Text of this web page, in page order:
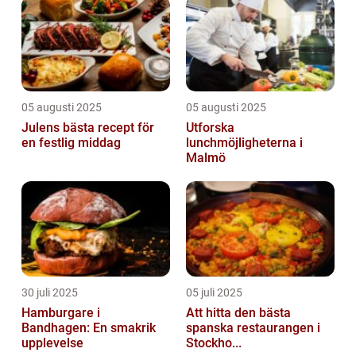
05 augusti 2025
Julens bästa recept för
en festlig middag
05 augusti 2025
Utforska
lunchmöjligheterna i
Malmö
30 juli 2025
Hamburgare i
Bandhagen: En smakrik
upplevelse
05 juli 2025
Att hitta den bästa
spanska restaurangen i
Stockho...